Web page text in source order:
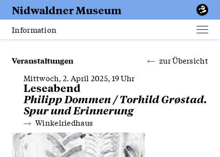
Erfurt
Apotheke
Information
NidwaldnerMuseum
Veranstaltungen
zur Übersicht
Mittwoch, 2. April 2025, 19 Uhr
Leseabend
Philipp Dommen / Torhild Grøstad.
Spur und Erinnerung
Winkelriedhaus